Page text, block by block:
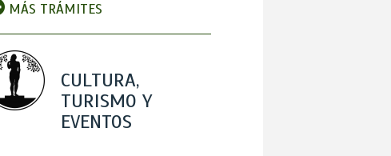
MÁS TRÁMITES
CULTURA,
TURISMO Y
EVENTOS